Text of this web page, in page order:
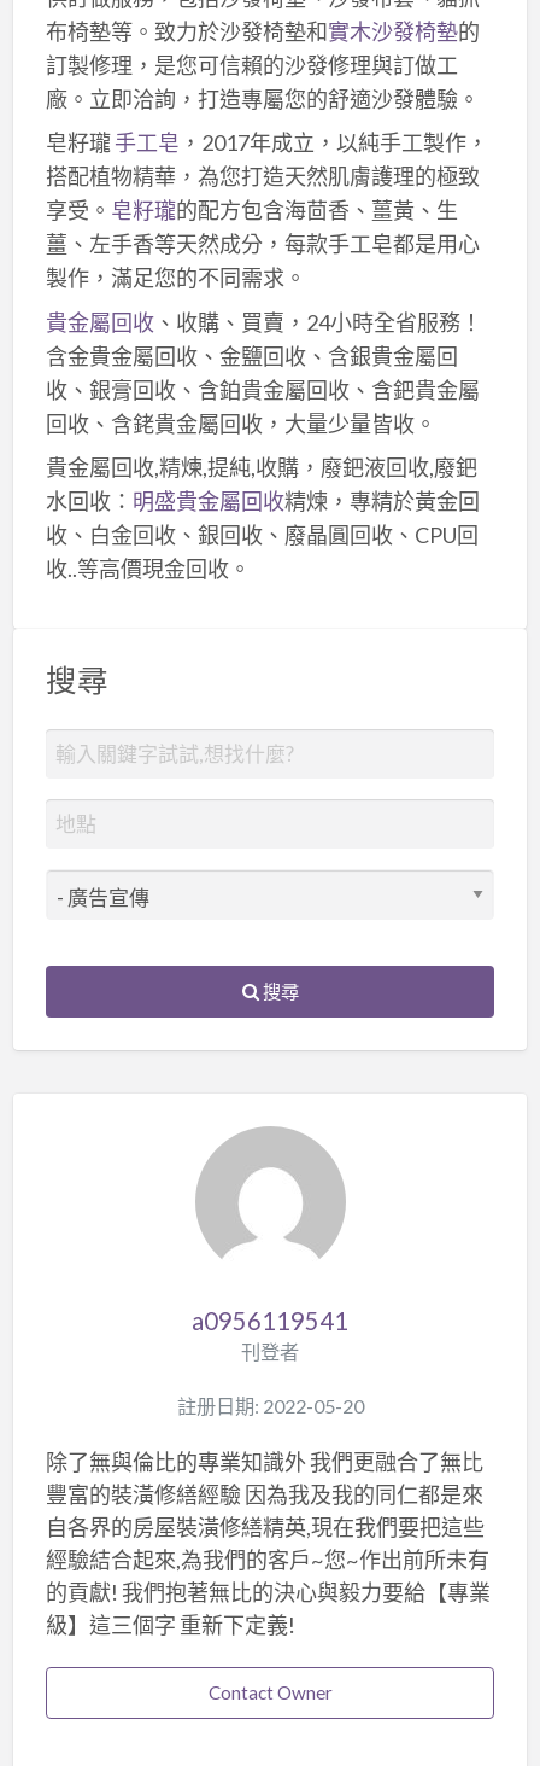
布椅墊等。致力於沙發椅墊和實木沙發椅墊的
訂製修理，是您可信賴的沙發修理與訂做工
廠。立即洽詢，打造專屬您的舒適沙發體驗。
皂籽瓏手工皂 ，2017年成立，以純手工製作，
搭配植物精華，為您打造天然肌膚護理的極致
享受。 皂籽瓏的配方包含海茴香、薑黃、生
薑、左手香等天然成分，每款手工皂都是用心
製作，滿足您的不同需求。
貴金屬回收、收購、買賣，24小時全省服務！
含金貴金屬回收、金鹽回收、含銀貴金屬回
收、銀膏回收、含鉑貴金屬回收、含鈀貴金屬
回收、含銠貴金屬回收，大量少量皆收。
貴金屬回收,精煉,提純,收購，廢鈀液回收,廢鈀
水回收： 明盛貴金屬回收精煉，專精於黃金回
收、白金回收、銀回收、廢晶圓回收、CPU回
收..等高價現金回收。
搜尋
搜尋
a0956119541
刊登者
註册日期: 2022-05-20
除了無與倫比的專業知識外 我們更融合了無比
豐富的裝潢修繕經驗 因為我及我的同仁都是來
自各界的房屋裝潢修繕精英,現在我們要把這些
經驗結合起來,為我們的客戶~您~作出前所未有
的貢獻! 我們抱著無比的決心與毅力要給【專業
級】這三個字 重新下定義!
Contact Owner